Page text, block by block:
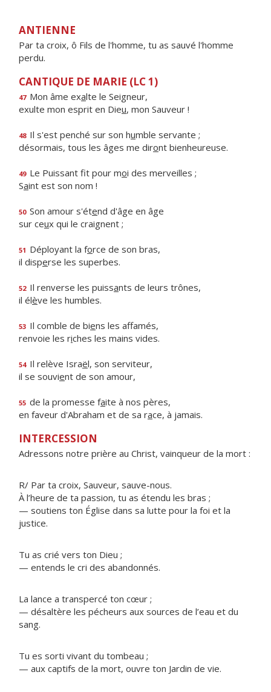
ANTIENNE
Par ta croix, ô Fils de l'homme, tu as sauvé l'homme
perdu.
CANTIQUE DE MARIE (LC 1)
47 Mon âme exalte le Seigneur,
exulte mon esprit en Dieu, mon Sauveur !
48 Il s'est penché sur son humble servante ;
désormais, tous les âges me diront bienheureuse.
49 Le Puissant fit pour moi des merveilles ;
Saint est son nom !
50 Son amour s'étend d'âge en âge
sur ceux qui le craignent ;
51 Déployant la force de son bras,
il disperse les superbes.
52 Il renverse les puissants de leurs trônes,
il élève les humbles.
53 Il comble de biens les affamés,
renvoie les riches les mains vides.
54 Il relève Israël, son serviteur,
il se souvient de son amour,
55 de la promesse faite à nos pères,
en faveur d'Abraham et de sa race, à jamais.
INTERCESSION
Adressons notre prière au Christ, vainqueur de la mort :
R/ Par ta croix, Sauveur, sauve-nous.
À l’heure de ta passion, tu as étendu les bras ;
— soutiens ton Église dans sa lutte pour la foi et la
justice.
Tu as crié vers ton Dieu ;
— entends le cri des abandonnés.
La lance a transpercé ton cœur ;
— désaltère les pécheurs aux sources de l’eau et du
sang.
Tu es sorti vivant du tombeau ;
— aux captifs de la mort, ouvre ton Jardin de vie.